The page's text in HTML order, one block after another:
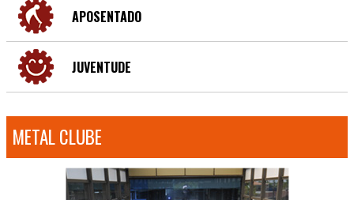
APOSENTADO
JUVENTUDE
METAL CLUBE